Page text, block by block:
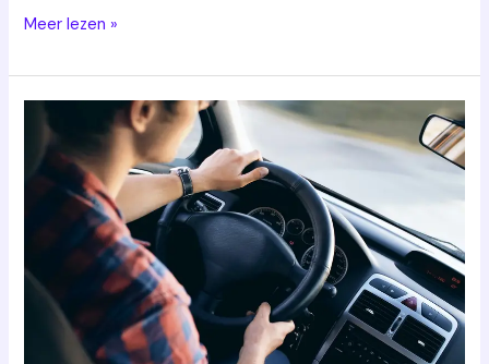
Meer lezen »
Ga
ook
positieve
reputatie!